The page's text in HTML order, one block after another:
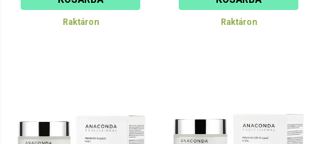
Raktáron Raktáron